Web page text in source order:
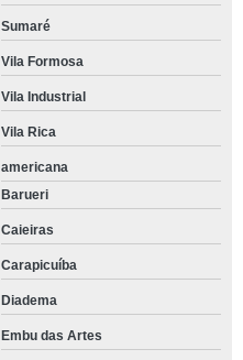
Sumaré
Vila Formosa
Vila Industrial
Vila Rica
americana
Barueri
Caieiras
Carapicuíba
Diadema
Embu das Artes